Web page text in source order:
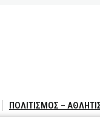
ΠΟΛΙΤΙΣΜΟΣ –